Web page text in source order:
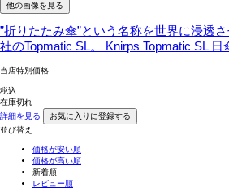
他の画像を見る
”折りたたみ傘”という名称を世界に浸透
社のTopmatic SL。
Knirps Topmatic SL
当店特別価格
税込
在庫切れ
詳細を見る
お気に入りに登録する
並び替え
価格が安い順
価格が高い順
新着順
レビュー順